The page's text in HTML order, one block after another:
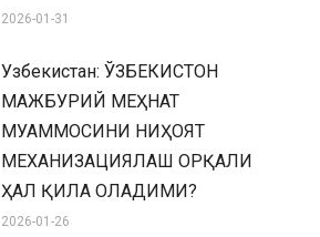
2026-01-31
Узбекистан: ЎЗБЕКИСТОН
МАЖБУРИЙ МЕҲНАТ
МУАММОСИНИ НИҲОЯТ
МЕХАНИЗАЦИЯЛАШ ОРҚАЛИ
ҲАЛ ҚИЛА ОЛАДИМИ?
2026-01-26